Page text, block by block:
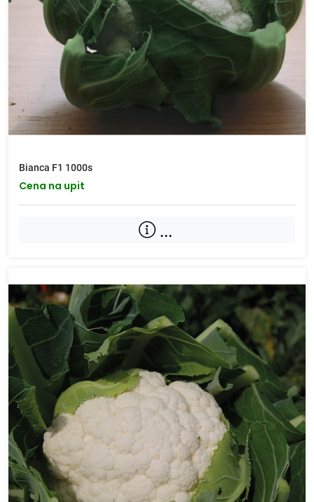
Bianca F1 1000s
Cena na upit
...